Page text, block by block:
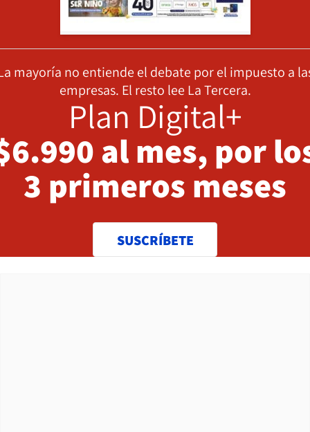
mayoría no entiende el debate por el impuesto a
empresas. El resto lee La Tercera.
Plan Digital+
al mes, por
3 primeros meses
SUSCRÍBETE